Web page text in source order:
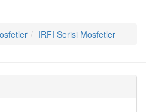
IRFI Serisi Mosfetler